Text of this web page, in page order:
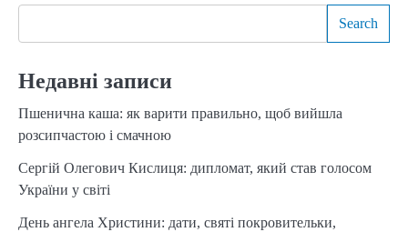
Search
Недавні записи
Пшенична каша: як варити правильно, щоб вийшла
розсипчастою і смачною
Сергій Олегович Кислиця: дипломат, який став голосом
України у світі
День ангела Христини: дати, святі покровительки,